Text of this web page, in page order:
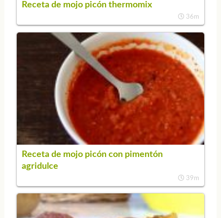
Receta de mojo picón thermomix
36m
Receta de mojo picón con pimentón
agridulce
39m